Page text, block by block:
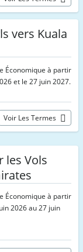
vers Kuala
Économique à partir
et le 27 juin 2027.
Voir Les Termes
les Vols
Économique à partir
2026 au 27 juin